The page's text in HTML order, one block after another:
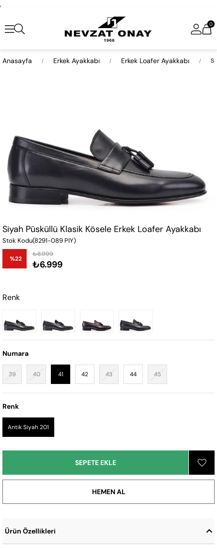
,
0
Anasayfa Erkek Ayakkabı Erkek Loafer Ayakkabı
Siyah Püsküllü Klasik Kösele Erkek Loafer Ayakkabı
Stok Kodu(8291-089 PIY)
%22
İndirim
₺8.999
₺6.999
Renk
Numara
39 40 41 42 43 44 45
Renk
Antik Siyah 201
Ürün Özellikleri